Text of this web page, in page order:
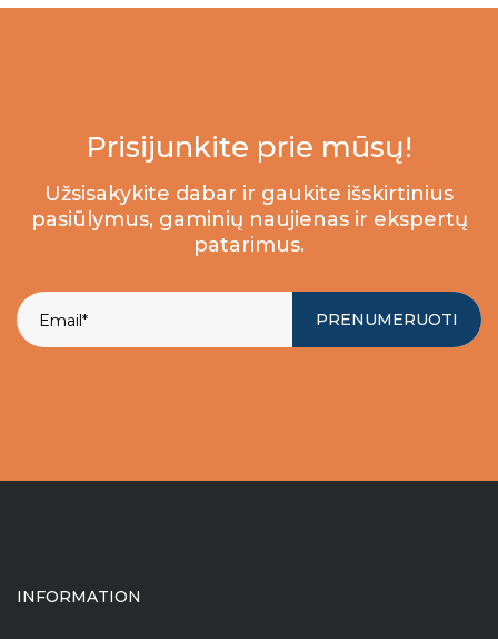
Prisijunkite prie mūsų!
Užsisakykite dabar ir gaukite išskirtinius
pasiūlymus, gaminių naujienas ir ekspertų
patarimus.
PRENUMERUOTI
INFORMATION